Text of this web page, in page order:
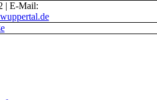
| E-Mail: